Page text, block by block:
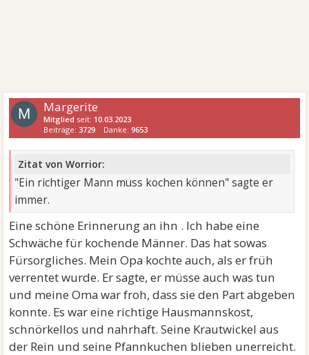
M Margerite
Mitglied seit: 10.03.2023
Beiträge:3729 Danke:9653
Zitat von Worrior:
"Ein richtiger Mann muss kochen können" sagte er
immer.
Eine schöne Erinnerung an ihn . Ich habe eine
Schwäche für kochende Männer. Das hat sowas
Fürsorgliches. Mein Opa kochte auch, als er früh
verrentet wurde. Er sagte, er müsse auch was tun
und meine Oma war froh, dass sie den Part abgeben
konnte. Es war eine richtige Hausmannskost,
schnörkellos und nahrhaft. Seine Krautwickel aus
der Rein und seine Pfannkuchen blieben unerreicht.